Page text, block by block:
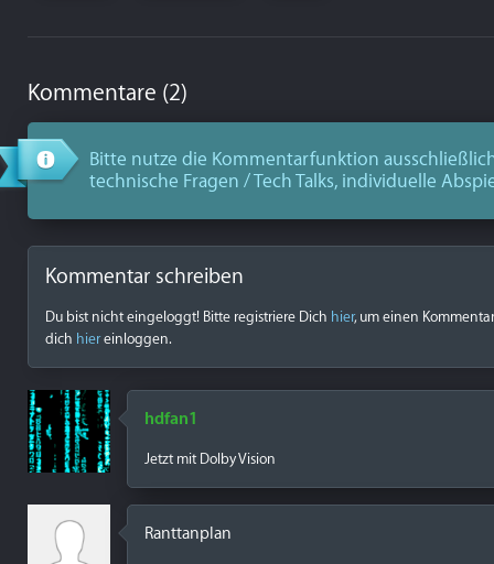
Kommentare (2)
Bitte nutze die Kommentarfunktion
technische Fragen / Tech Talks, individuelle
Kommentar schreiben
Du bist nicht eingeloggt! Bitte registriere Dich hier, um einen
dich hiereinloggen.
hdfan1
Jetzt mit Dolby Vision
Ranttanplan